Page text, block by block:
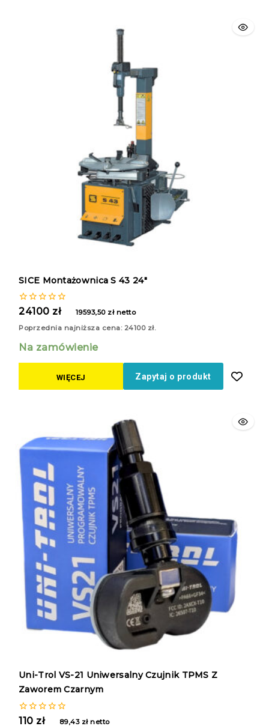
SICE Montażownica S 43 24″
0
5
24100 zł 19593,50 złnetto
Poprzednia najniższa cena: 24100 zł.
Na zamówienie
WIĘCEJ Zapytaj o produkt
Uni-Trol VS-21 Uniwersalny Czujnik TPMS Z
Zaworem Czarnym
0
110 zł 89,43 złnetto